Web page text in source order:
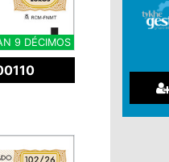
9 DÉCIMOS